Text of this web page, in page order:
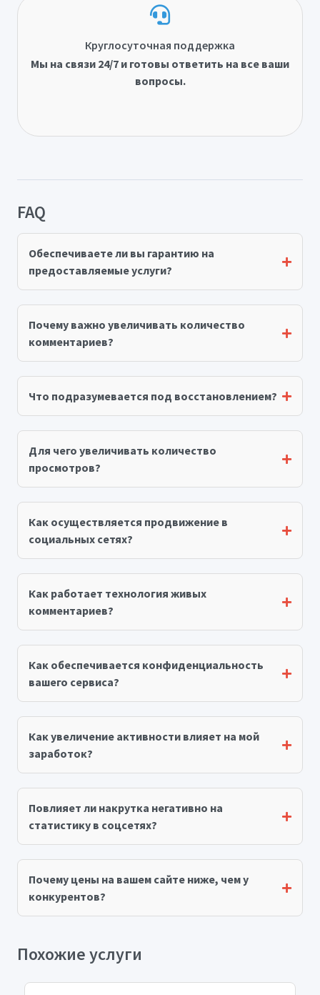
Круглосуточная поддержка
Мы на связи 24/7 и готовы ответить на все ваши
вопросы.
FAQ
Обеспечиваете ли вы гарантию на
предоставляемые услуги?
Почему важно увеличивать количество
комментариев?
Что подразумевается под восстановлением?
Для чего увеличивать количество
просмотров?
Как осуществляется продвижение в
социальных сетях?
Как работает технология живых
комментариев?
Как обеспечивается конфиденциальность
вашего сервиса?
Как увеличение активности влияет на мой
заработок?
Повлияет ли накрутка негативно на
статистику в соцсетях?
Почему цены на вашем сайте ниже, чем у
конкурентов?
Похожие услуги